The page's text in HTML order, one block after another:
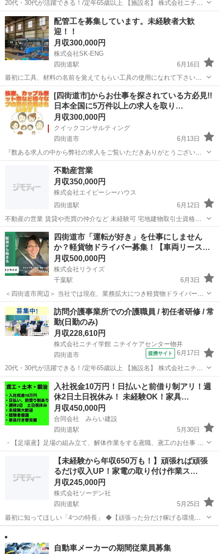
20代・30代が活躍できる！/定年65歳以上 【施設名】 株式会社ニチイ
学館 ニチイケアセンター四街道 【勤務地】 千葉県 四街道市 【アクセ
ス】 四街道駅から徒歩15分 四街道駅/物井駅/都賀駅 【雇用形態】常
勤(...
千葉 四街道市 介護福祉士
配管工を募集しています。未経験者大歓
迎！！
月収300,000円
株式会社SK-ENG
四街道駅
6月16日
最初に工具、材料の名前を覚えてもらい工具の使用になれて下さい。
材料の切断、溶接、仕上げ等の補助作業からスタートしてもらいま
す。 慣れてきたら、本作業へと加わってもらい様々な加工製作、現場
工事を一緒にしていきます。 作...
千葉 四街道市 四街道駅 その他 未経験
[四街道市]からお仕事を探されている方必見!!
日本全国に5万件以上の求人を取り…
月収300,000円
クイックコンサルティング
四街道市
6月13日
『数ある求人の中から弊社の求人をご覧いただきありがとうございま
す!!』 全国に様々な求人を5万件以上取り扱っておりご希望条件やご状
況に応じてマッチしそうな求人をご案内いたします!! 応募前に相談だ
けしてみたい方やどんな求...
四街道市 その他
不動産営業
月収350,000円
株式会社エイビーシーハウス
四街道駅
6月12日
不動産の営業 賃貸や売買の仲介など 未経験可 宅地建物取引士資格お
持ちの方 休日:毎週水曜／第１,3火曜日
千葉 四街道市 四街道駅 その他
四街道市「運転が好き」を仕事にしません
か？軽貨物ドライバー募集！【車両リース
◎】
月収500,000円
株式会社リライズ
千葉駅
6月3日
＜四街道市周辺＞ 当社では現在、業務拡大につき軽貨物ドライバーさ
んを複数名募集しています！ ネット通販（Amazon、楽天など）の商
品や日用品を、軽バン（AT可）で個人宅や企業にお届けするお仕事で
す。 シンプルながらも...
千葉 四街道市 千葉駅 ドライバー 未経験
訪問介護事業所での介護職員 / 初任者研修 / 常
勤(日勤のみ)
月収228,610円
株式会社ニチイ学館 ニチイケアセンター物井
四街道市
提携サイト 6月17日
20代・30代が活躍できる！/定年65歳以上 【施設名】 株式会社ニチイ
学館 ニチイケアセンター物井 【勤務地】 千葉県 四街道市 【アクセ
ス】 物井駅から徒歩7分 物井駅/佐倉駅/四街道駅 【雇用形態】常勤
(日勤の...
千葉 四街道市 介護福祉士
入社祝金10万円！日払いと前借り制アリ！週
休2日土日祝休み！ 未経験OK！家具…
月収450,000円
合同会社 みらい建設
四街道駅
5月30日
・【足場鳶】足場の組み立て、解体作業をする鳶職、鳶工のお仕事 ・
【鍛冶屋、溶接工】プラント内での溶接などの溶接工、鍛治工、鍛冶
職（アーク溶接、ガス溶接資格者大歓迎） ・【型枠大工】大規模工事
での仕事がメインになります。 ・【...
四街道市 四街道駅 鳶職 未経験
【未経験から年収650万も！】頑張れば頑張
るだけ収入UP！家電の取り付け作業ス…
月収245,000円
株式会社ソーデン社
四街道駅
5月25日
最初に知ってほしい「4つの特長」 ◆【頑張った分だけ稼げる環境】
売上インセンティブ制度があり、 頑張り次第で高収入を目指せます。
◆【未経験から「一生モノの技術」を習得】 工具の使い方から仕事の
流れまで、 ...
自動車メーカーの期間従業員募集